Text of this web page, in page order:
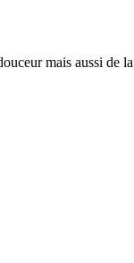
mais aussi de